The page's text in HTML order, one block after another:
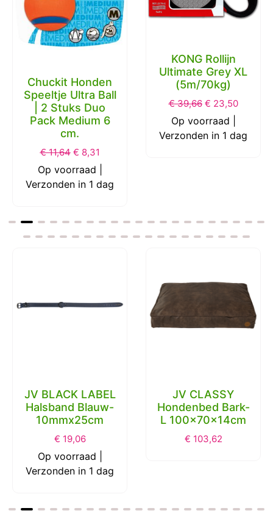
Chuckit Honden
Speeltje Ultra Ball
| 2 Stuks Duo
Pack Medium 6
cm.
€11,64 € 8,31
Op voorraad |
Verzonden in 1 dag
KONG Rollijn
Ultimate Grey XL
(5m/70kg)
€39,66 € 23,50
Op voorraad |
Verzonden in 1 dag
JV BLACK LABEL
Halsband Blauw-
10mmx25cm
€ 19,06
Op voorraad |
Verzonden in 1 dag
JV CLASSY
Hondenbed Bark-
L 100x70x14cm
€ 103,62